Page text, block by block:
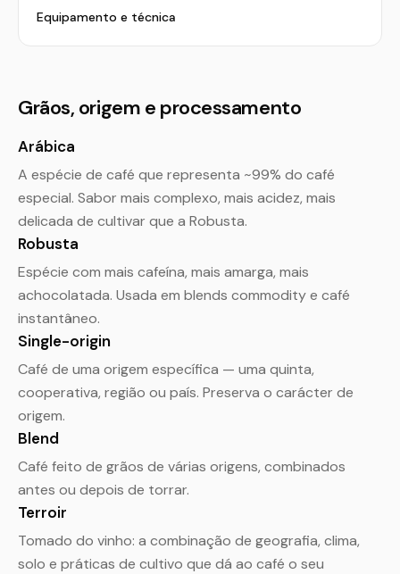
Equipamento e técnica
Grãos, origem e processamento
Arábica
A espécie de café que representa ~99% do café
especial. Sabor mais complexo, mais acidez, mais
delicada de cultivar que a Robusta.
Robusta
Espécie com mais cafeína, mais amarga, mais
achocolatada. Usada em blends commodity e café
instantâneo.
Single-origin
Café de uma origem específica — uma quinta,
cooperativa, região ou país. Preserva o carácter de
origem.
Blend
Café feito de grãos de várias origens, combinados
antes ou depois de torrar.
Terroir
Tomado do vinho: a combinação de geografia, clima,
solo e práticas de cultivo que dá ao café o seu